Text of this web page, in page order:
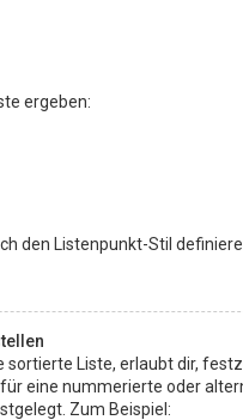
ergeben:
den Listenpunkt-Stil
sortierte Liste, erlaubt dir,
für eine nummerierte oder
Zum Beispiel: